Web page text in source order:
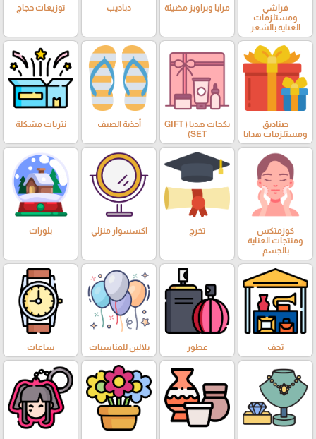
فراشي
ومستلزمات
العناية بالشعر
مرايا وبراويز مضيئة دباديب توزيعات حجاج
صناديق
ومستلزمات هدايا
بكجات هديا ( GIFT
SET)
أحذية الصيف نثريات مشكلة
كوزمتكس
ومنتجات العناية
بالجسم
تخرج اكسسوار منزلي بلورات
تحف عطور بلالين للمناسبات ساعات